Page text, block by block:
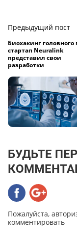
Предыдущий пост
Биохакинг головного
стартап Neuralink
представил свои
разработки
БУДЬТЕ
Пожалуйста,
комментировать